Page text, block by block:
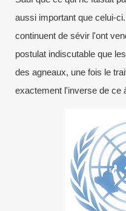
aussi important que celui-
continuent de sévir l'ont
postulat indiscutable que
des agneaux, une fois le
exactement l'inverse de ce